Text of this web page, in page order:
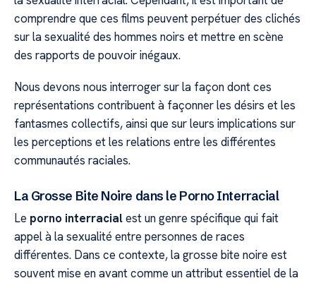
comprendre que ces films peuvent perpétuer des clichés
sur la sexualité des hommes noirs et mettre en scène
des rapports de pouvoir inégaux.
Nous devons nous interroger sur la façon dont ces
représentations contribuent à façonner les désirs et les
fantasmes collectifs, ainsi que sur leurs implications sur
les perceptions et les relations entre les différentes
communautés raciales.
La Grosse Bite Noire dans le Porno Interracial
Le porno interracialest un genre spécifique qui fait
appel à la sexualité entre personnes de races
différentes. Dans ce contexte, la grosse bite noire est
souvent mise en avant comme un attribut essentiel de la